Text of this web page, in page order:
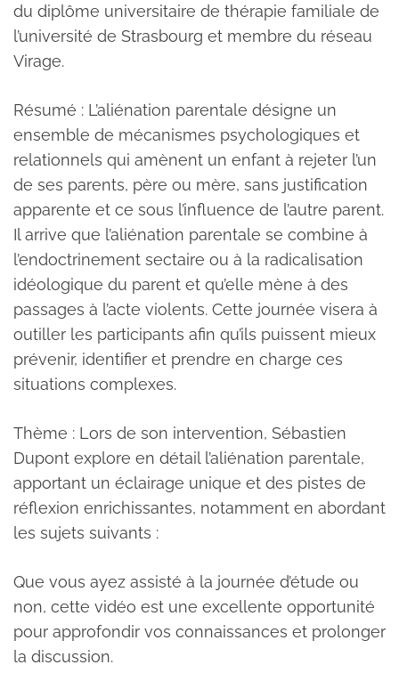
du diplôme universitaire de thérapie familiale de
l’université de Strasbourg et membre du réseau
Virage.
Résumé : L’aliénation parentale désigne un
ensemble de mécanismes psychologiques et
relationnels qui amènent un enfant à rejeter l’un
de ses parents, père ou mère, sans justification
apparente et ce sous l’influence de l’autre parent.
Il arrive que l’aliénation parentale se combine à
l’endoctrinement sectaire ou à la radicalisation
idéologique du parent et qu’elle mène à des
passages à l’acte violents. Cette journée visera à
outiller les participants afin qu’ils puissent mieux
prévenir, identifier et prendre en charge ces
situations complexes.
Thème : Lors de son intervention, Sébastien
Dupont explore en détail l’aliénation parentale,
apportant un éclairage unique et des pistes de
réflexion enrichissantes, notamment en abordant
les sujets suivants :
Que vous ayez assisté à la journée d’étude ou
non, cette vidéo est une excellente opportunité
pour approfondir vos connaissances et prolonger
la discussion.